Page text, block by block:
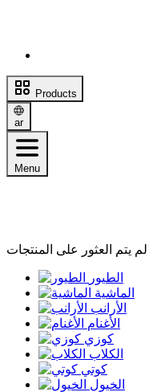
Products
ar
Menu
لم يتم العثور على المنتجات
الطيور
الماشية
الأرانب
الأغنام
كوزي
الكلاب
كوتي
الخيول